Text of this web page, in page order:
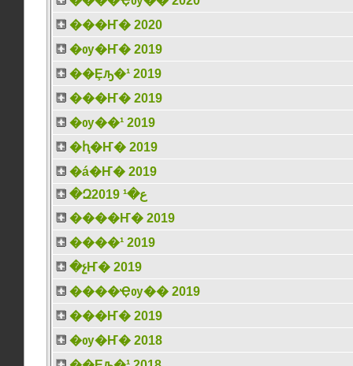
���Ҥ� 2020
�ѹ�Ҥ� 2019
��Ȩԡ�¹ 2019
���Ҥ� 2019
�ѹ��¹ 2019
�ԧ�Ҥ� 2019
�á�Ҥ� 2019
�Զع�¹ 2019
����Ҥ� 2019
����¹ 2019
�չҤ� 2019
����Ҿѹ�� 2019
���Ҥ� 2019
�ѹ�Ҥ� 2018